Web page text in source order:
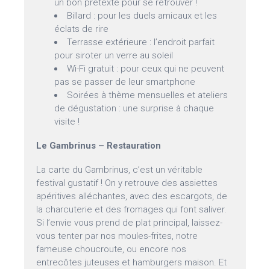
un bon prétexte pour se retrouver !
Billard : pour les duels amicaux et les
éclats de rire
Terrasse extérieure : l’endroit parfait
pour siroter un verre au soleil
Wi-Fi gratuit : pour ceux qui ne peuvent
pas se passer de leur smartphone
Soirées à thème mensuelles et ateliers
de dégustation : une surprise à chaque
visite !
Le Gambrinus – Restauration
La carte du Gambrinus, c’est un véritable
festival gustatif ! On y retrouve des assiettes
apéritives alléchantes, avec des escargots, de
la charcuterie et des fromages qui font saliver.
Si l’envie vous prend de plat principal, laissez-
vous tenter par nos moules-frites, notre
fameuse choucroute, ou encore nos
entrecôtes juteuses et hamburgers maison. Et